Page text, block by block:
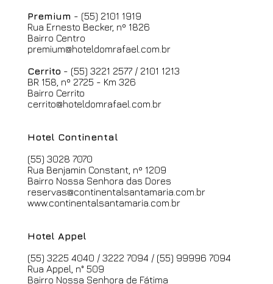
Premium - (55) 2101 1919
Rua Ernesto Becker, nº 1826
Bairro Centro
premium@hoteldomrafael.com.br
Cerrito - (55) 3221 2577 / 2101 1213
BR 158, nº 2725 - Km 326
Bairro Cerrito
cerrito@hoteldomrafael.com.br
Hotel Continental
(55) 3028 7070
Rua Benjamin Constant, nº 1209
Bairro Nossa Senhora das Dores
reservas@continentalsantamaria.com.br
www.continentalsantamaria.com.br
Hotel Appel
(55) 3225 4040 / 3222 7094 / (55) 99996 7094
Rua Appel, n° 509
Bairro Nossa Senhora de Fátima